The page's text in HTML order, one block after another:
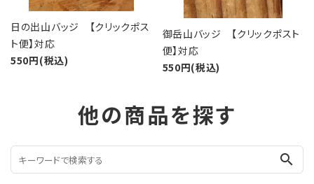
日の出山バッジ 【クリックポス
ト便】対応
550円(税込)
御岳山バッジ 【クリックポスト
便】対応
550円(税込)
他の商品を探す
search